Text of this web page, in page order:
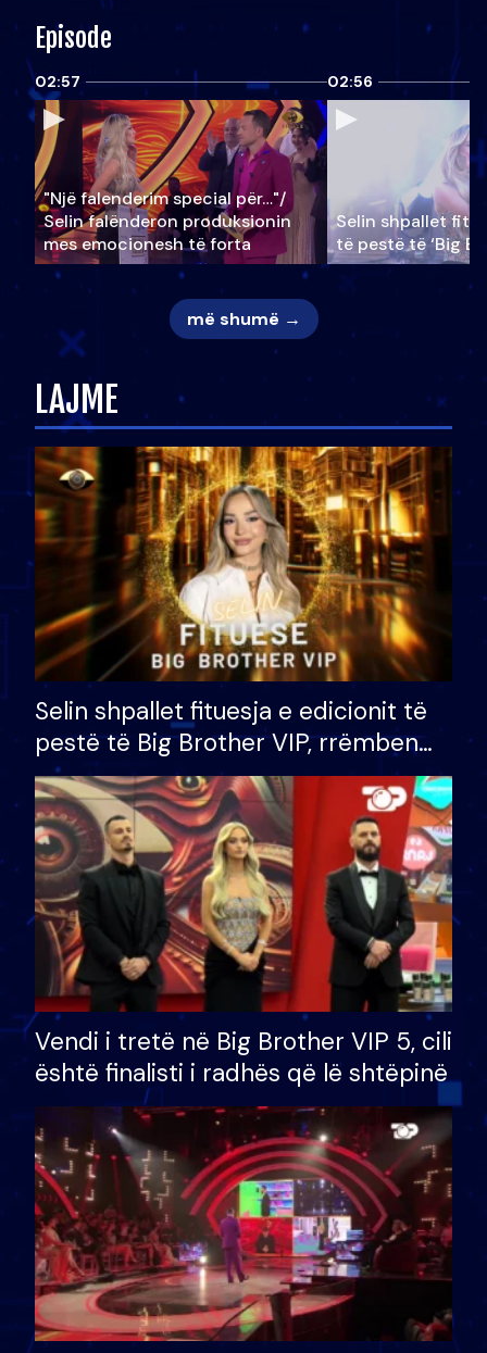
Episode
02:57
"Një falenderim special për…"/
Selin falënderon produksionin
mes emocionesh të forta
02:56
Selin shpallet
të pestë të ‘Big
më shumë →
LAJME
Selin shpallet fituesja e edicionit të
pestë të Big Brother VIP, rrëmben
çmimin e madh prej 100 mijë eurosh
Vendi i tretë në Big Brother VIP 5, cili
është finalisti i radhës që lë shtëpinë